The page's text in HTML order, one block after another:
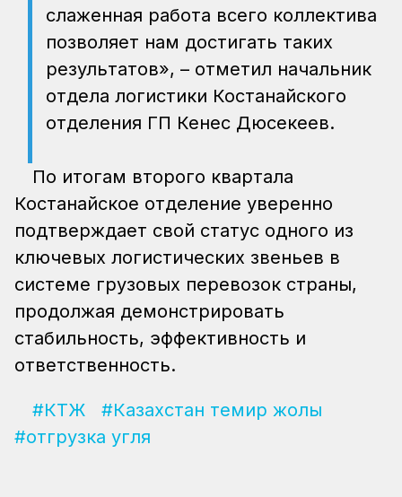
слаженная работа всего коллектива
позволяет нам достигать таких
результатов», – отметил начальник
отдела логистики Костанайского
отделения ГП Кенес Дюсекеев.
По итогам второго квартала
Костанайское отделение уверенно
подтверждает свой статус одного из
ключевых логистических звеньев в
системе грузовых перевозок страны,
продолжая демонстрировать
стабильность, эффективность и
ответственность.
#КТЖ
#Казахстан темир жолы
#отгрузка угля